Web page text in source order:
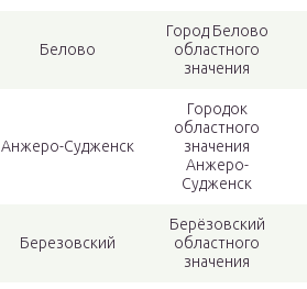
Белово
Город Белово
областного
значения
Анжеро-Судженск
Городок
областного
значения
Анжеро-
Судженск
Березовский
Берёзовский
областного
значения